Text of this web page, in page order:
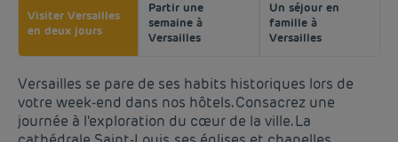
Visiter Versailles
en deux jours
Partir une
semaine à
Versailles
Un séjour en
famille à
Versailles
Versailles se pare de ses habits historiques lors de
votre week-end dans nos hôtels. Consacrez une
journée à l'exploration du cœur de la ville. La